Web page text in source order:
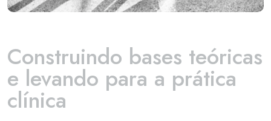
Construindo bases teóricas
e levando para a prática
clínica